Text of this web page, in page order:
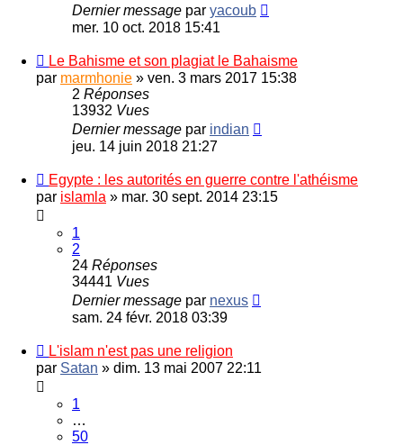
Dernier message par yacoub
mer. 10 oct. 2018 15:41
Le Bahisme et son plagiat le Bahaisme
par marmhonie » ven. 3 mars 2017 15:38
2 Réponses
13932 Vues
Dernier message par indian
jeu. 14 juin 2018 21:27
Egypte : les autorités en guerre contre l'athéisme
par islamla » mar. 30 sept. 2014 23:15
1
2
24 Réponses
34441 Vues
Dernier message par nexus
sam. 24 févr. 2018 03:39
L'islam n'est pas une religion
par Satan » dim. 13 mai 2007 22:11
1
…
50